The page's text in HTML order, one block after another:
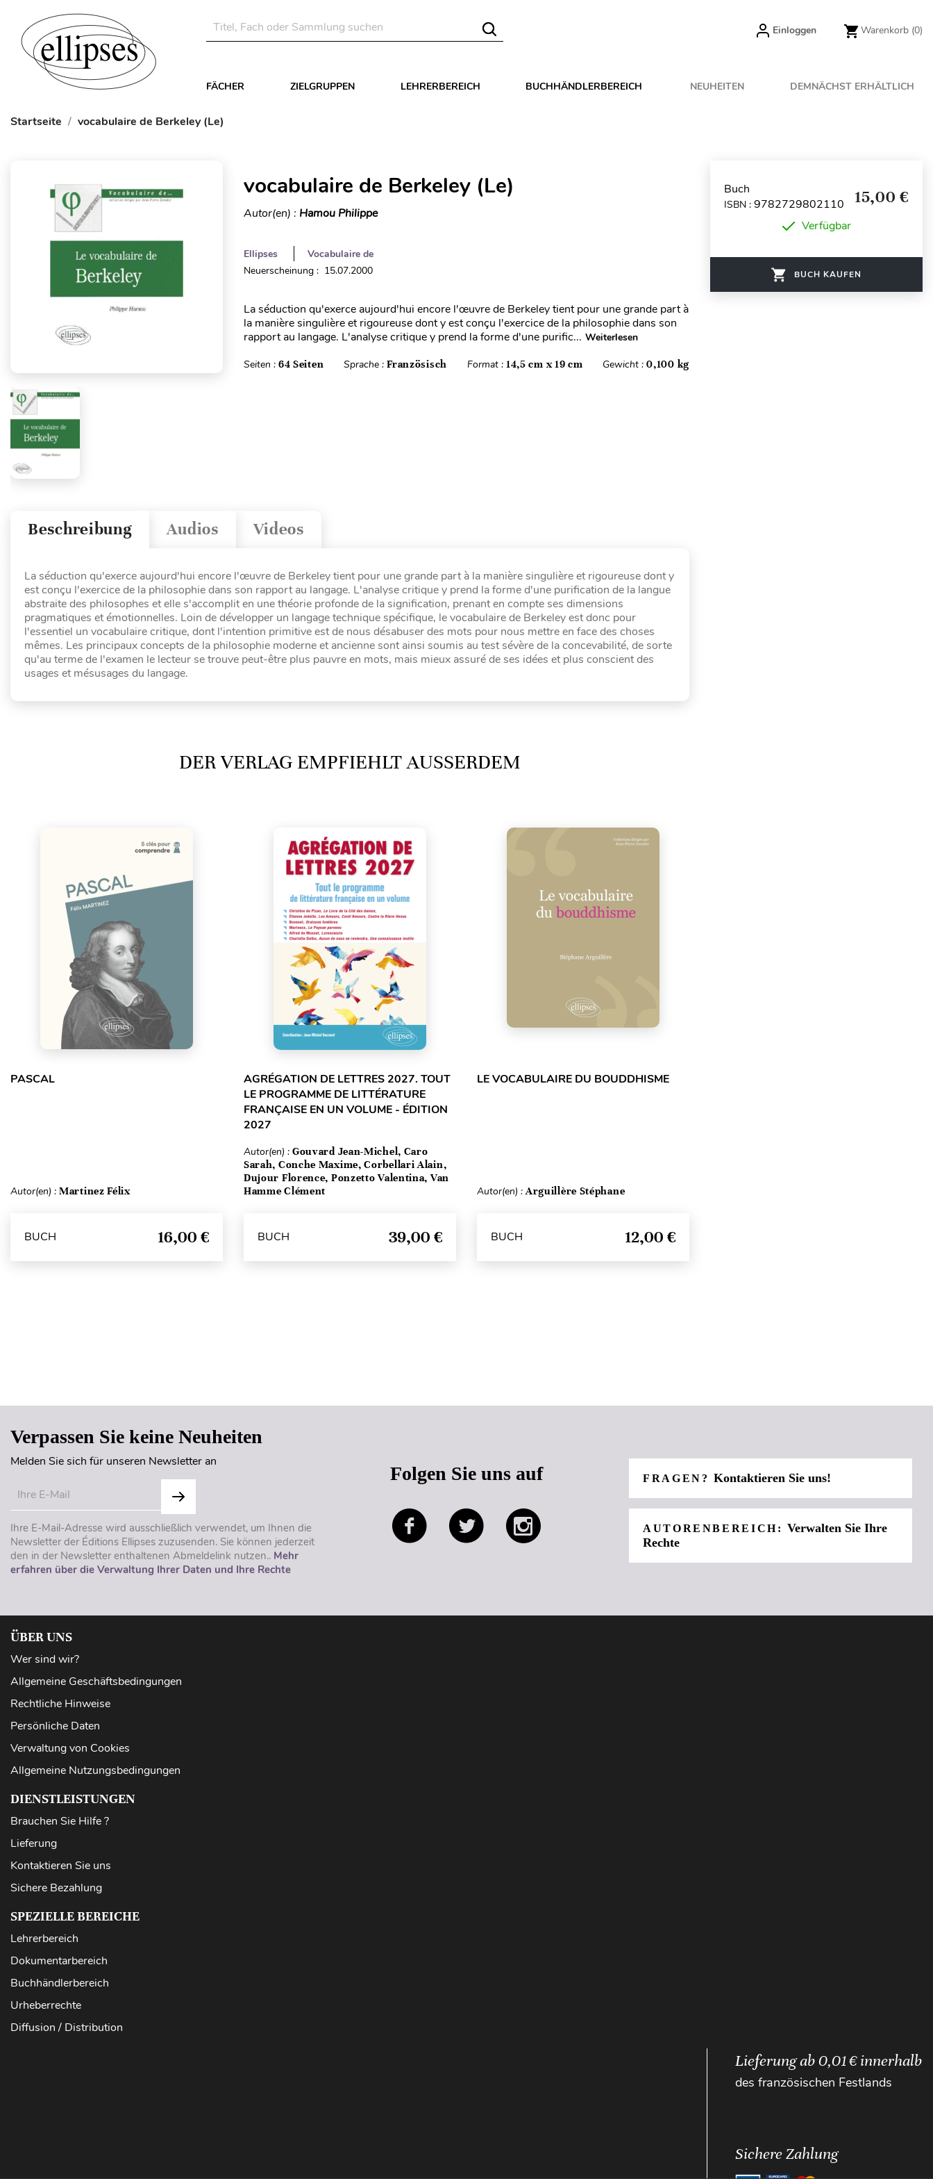
Einloggen Warenkorb (0)
FÄCHER ZIELGRUPPEN LEHRERBEREICH BUCHHÄNDLERBEREICH NEUHEITEN DEMNÄCHST ERHÄLTLICH
Startseite vocabulaire de Berkeley (Le)
vocabulaire de Berkeley (Le)
Autor(en) : Hamou Philippe
Ellipses
Vocabulaire de
Neuerscheinung : 15.07.2000
La séduction qu'exerce aujourd'hui encore l'œuvre de Berkeley tient pour une grande part à
la manière singulière et rigoureuse dont y est conçu l'exercice de la philosophie dans son
rapport au langage. L'analyse critique y prend la forme d'une purific... Weiterlesen
Seiten : 64 Seiten Sprache :Französisch Format : 14,5 cm x 19 cm Gewicht :0,100 kg
Videos
Audios
Beschreibung
La séduction qu'exerce aujourd'hui encore l'œuvre de Berkeley tient pour une grande part à la manière singulière et rigoureuse dont y
est conçu l'exercice de la philosophie dans son rapport au langage. L'analyse critique y prend la forme d'une purification de la langue
abstraite des philosophes et elle s'accomplit en une théorie profonde de la signification, prenant en compte ses dimensions
pragmatiques et émotionnelles. Loin de développer un langage technique spécifique, le vocabulaire de Berkeley est donc pour
l'essentiel un vocabulaire critique, dont l'intention primitive est de nous désabuser des mots pour nous mettre en face des choses
mêmes. Les principaux concepts de la philosophie moderne et ancienne sont ainsi soumis au test sévère de la concevabilité, de sorte
qu'au terme de l'examen le lecteur se trouve peut-être plus pauvre en mots, mais mieux assuré de ses idées et plus conscient des
usages et mésusages du langage.
DER VERLAG EMPFIEHLT AUSSERDEM
PASCAL
Autor(en) : Martinez Félix
BUCH 16,00 €
AGRÉGATION DE LETTRES 2027. TOUT
LE PROGRAMME DE LITTÉRATURE
FRANÇAISE EN UN VOLUME - ÉDITION
2027
Autor(en) : Gouvard Jean-Michel, Caro
Sarah, Conche Maxime, Corbellari Alain,
Dujour Florence, Ponzetto Valentina, Van
Hamme Clément
BUCH 39,00 €
LE VOCABULAIRE DU BOUDDHISME
Autor(en) :Arguillère Stéphane
BUCH 12,00 €
Buch
ISBN : 9782729802110 15,00 €
Verfügbar
BUCH KAUFEN
Verpassen Sie keine Neuheiten
Melden Sie sich für unseren Newsletter an
Ihre E-Mail-Adresse wird ausschließlich verwendet, um Ihnen die
Newsletter der Éditions Ellipses zuzusenden. Sie können jederzeit
den in der Newsletter enthaltenen Abmeldelink nutzen.. Mehr
erfahren über die Verwaltung Ihrer Daten und Ihre Rechte
Folgen Sie uns auf FRAGEN?Kontaktieren Sie uns!
AUTORENBEREICH:Verwalten Sie Ihre
Rechte
ÜBER UNS
Wer sind wir?
Allgemeine Geschäftsbedingungen
Rechtliche Hinweise
Persönliche Daten
Verwaltung von Cookies
Allgemeine Nutzungsbedingungen
DIENSTLEISTUNGEN
Brauchen Sie Hilfe ?
Lieferung
Kontaktieren Sie uns
Sichere Bezahlung
SPEZIELLE BEREICHE
Lehrerbereich
Dokumentarbereich
Buchhändlerbereich
Urheberrechte
Diffusion / Distribution
Lieferung ab 0,01 € innerhalb
des französischen Festlands
Sichere Zahlung